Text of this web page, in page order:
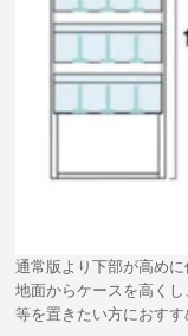
通常版より下部が高めに
地面からケースを高く
等を置きたい方におすす